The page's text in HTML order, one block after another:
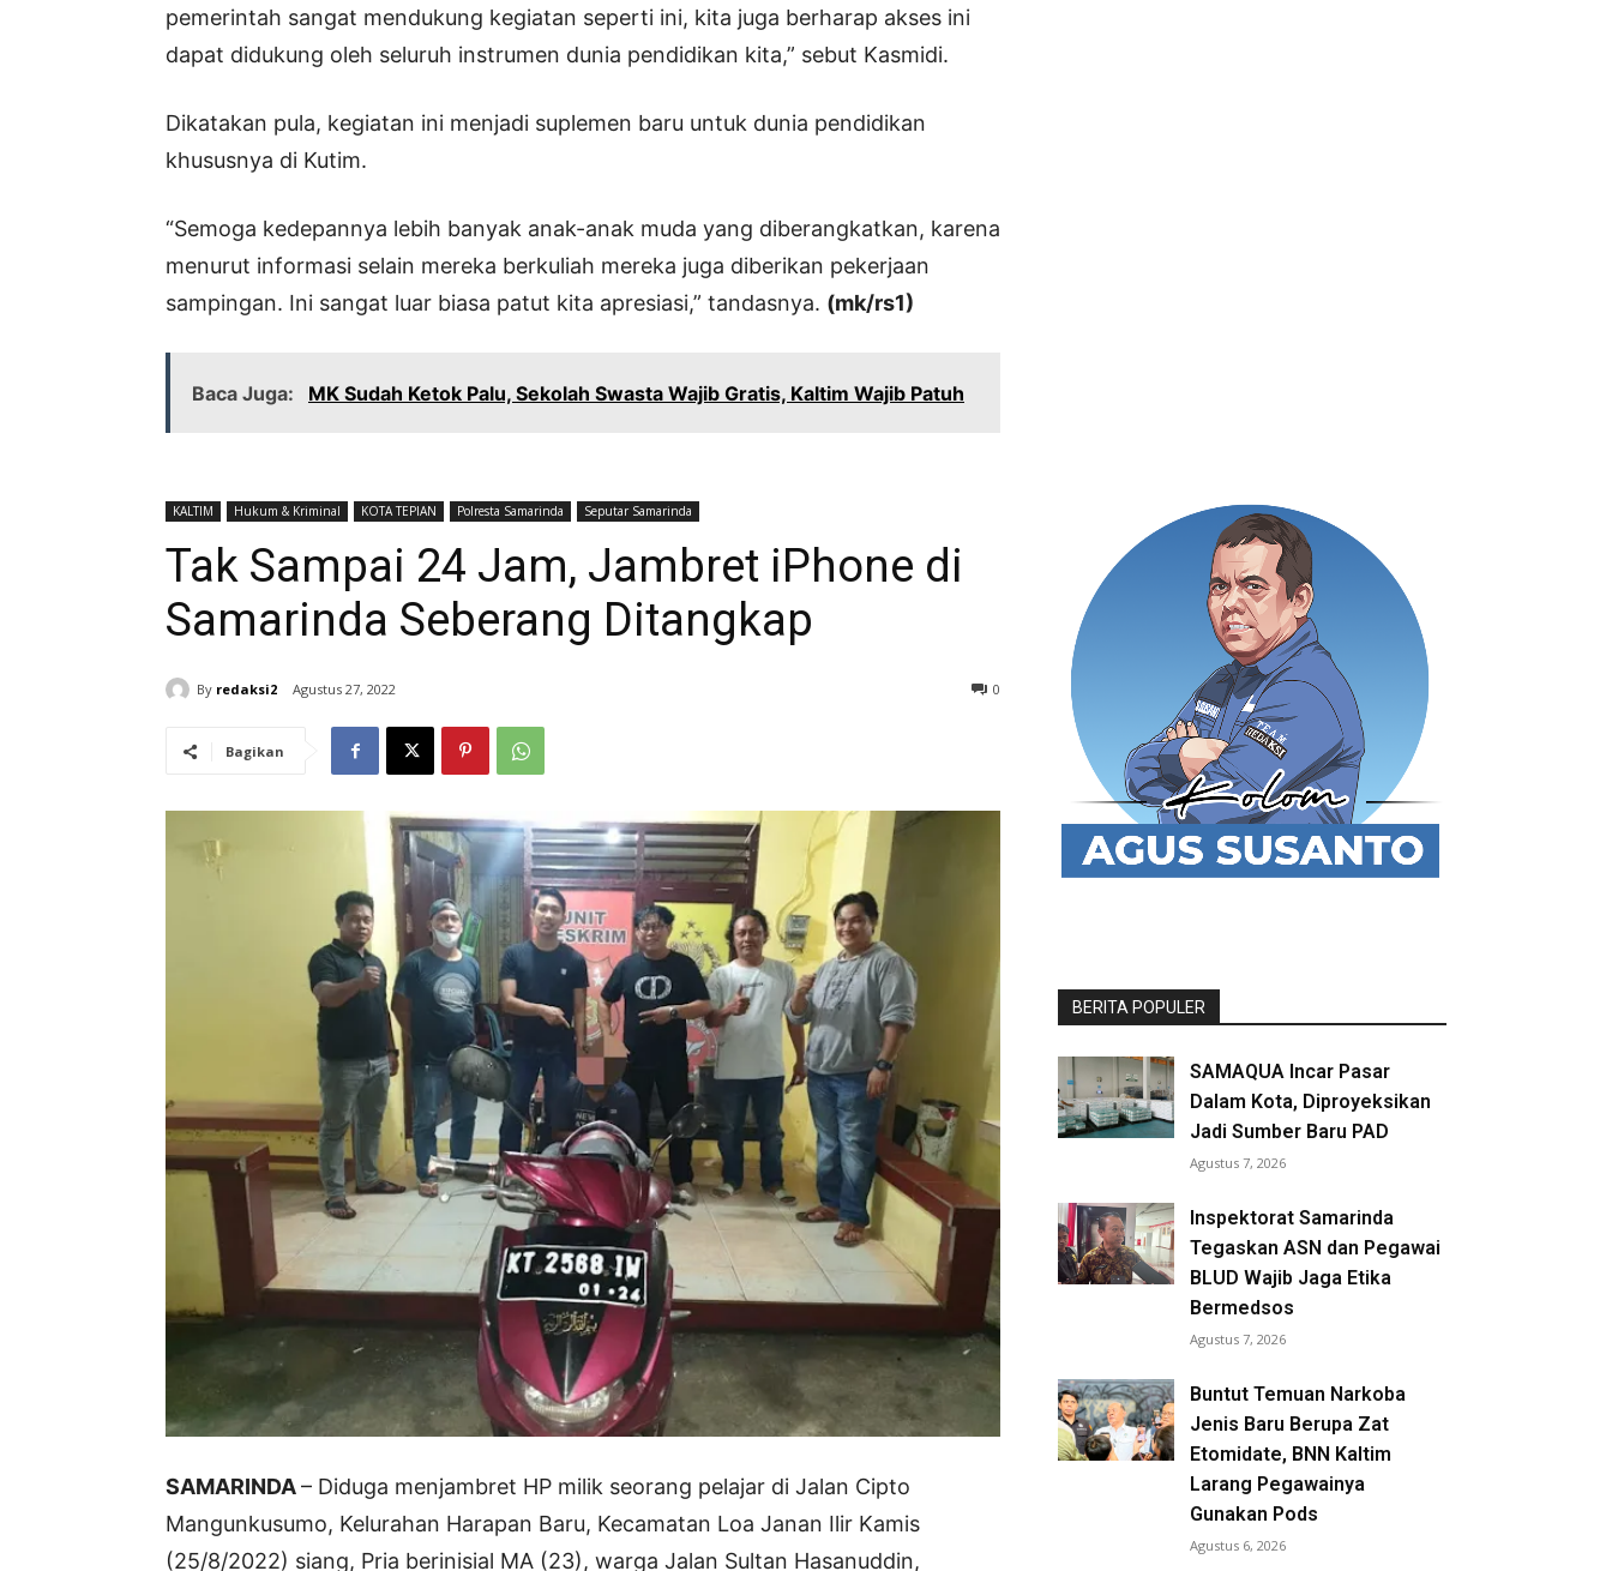
pemerintah sangat mendukung kegiatan seperti ini, kita juga berharap akses ini
dapat didukung oleh seluruh instrumen dunia pendidikan kita,” sebut Kasmidi.
Dikatakan pula, kegiatan ini menjadi suplemen baru untuk dunia pendidikan
khususnya di Kutim.
“Semoga kedepannya lebih banyak anak-anak muda yang diberangkatkan, karena
menurut informasi selain mereka berkuliah mereka juga diberikan pekerjaan
sampingan. Ini sangat luar biasa patut kita apresiasi,” tandasnya. (mk/rs1)
Baca Juga: MK Sudah Ketok Palu, Sekolah Swasta Wajib Gratis, Kaltim Wajib Patuh